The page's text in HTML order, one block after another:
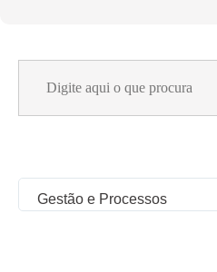
Search
Gestão e Processos